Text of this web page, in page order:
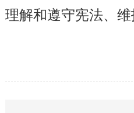
理解和遵守宪法、维